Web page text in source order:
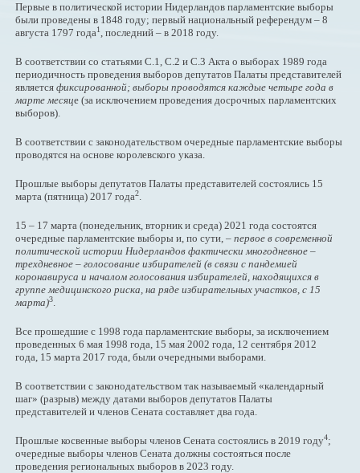
Первые в политической истории Нидерландов парламентские выборы
были проведены в 1848 году; первый национальный референдум – 8
августа 1797 года1, последний – в 2018 году.
В соответствии со статьями С.1, С.2 и С.3 Акта о выборах 1989 года
периодичность проведения выборов депутатов Палаты представителей
является фиксированной; выборы проводятся каждые четыре года в
марте месяце (за исключением проведения досрочных парламентских
выборов).
В соответствии с законодательством очередные парламентские выборы
проводятся на основе королевского указа.
Прошлые выборы депутатов Палаты представителей состоялись 15
марта (пятница) 2017 года2.
15 – 17 марта (понедельник, вторник и среда) 2021 года состоятся
очередные парламентские выборы и, по сути, – первое в современной
политической истории Нидерландов фактически многодневное –
трехдневное – голосование избирателей (в связи с пандемией
коронавируса и началом голосования избирателей, находящихся в
группе медицинского риска, на ряде избирательных участков, с 15
марта)3.
Все прошедшие с 1998 года парламентские выборы, за исключением
проведенных 6 мая 1998 года, 15 мая 2002 года, 12 сентября 2012
года, 15 марта 2017 года, были очередными выборами.
В соответствии с законодательством так называемый «календарный
шаг» (разрыв) между датами выборов депутатов Палаты
представителей и членов Сената составляет два года.
Прошлые косвенные выборы членов Сената состоялись в 2019 году4;
очередные выборы членов Сената должны состояться после
проведения региональных выборов в 2023 году.